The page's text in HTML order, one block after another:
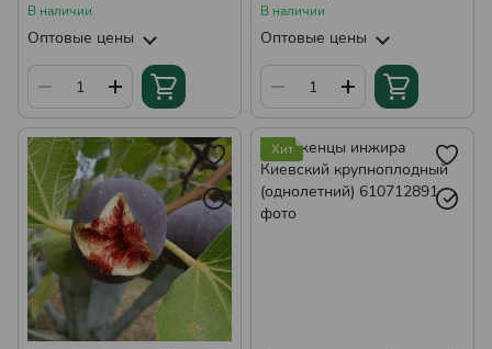
В наличии
Оптовые цены
самоплодный, урожайный
В наличии
Оптовые цены
Хит